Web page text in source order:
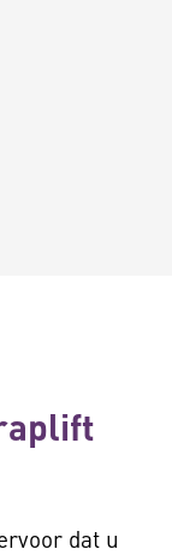
dat u